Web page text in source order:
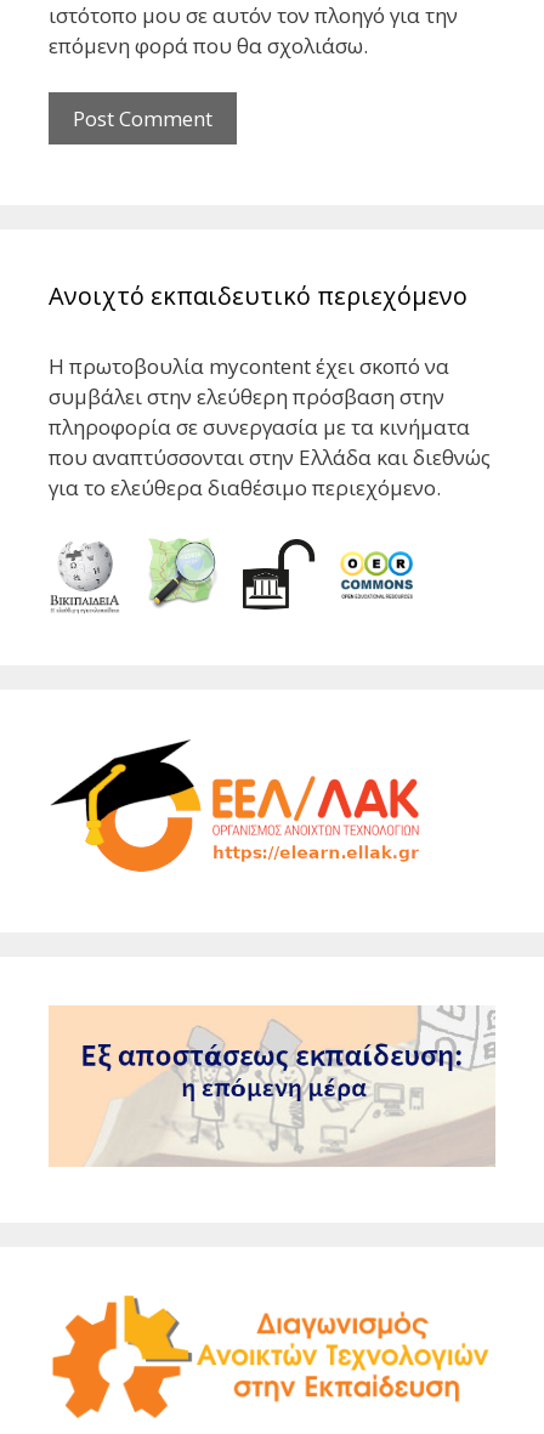
ιστότοπο μου σε αυτόν τον πλοηγό για την
επόμενη φορά που θα σχολιάσω.
Ανοιχτό εκπαιδευτικό περιεχόμενο
Η πρωτοβουλία mycontent έχει σκοπό να
συμβάλει στην ελεύθερη πρόσβαση στην
πληροφορία σε συνεργασία με τα κινήματα
που αναπτύσσονται στην Ελλάδα και διεθνώς
για το ελεύθερα διαθέσιμο περιεχόμενο.